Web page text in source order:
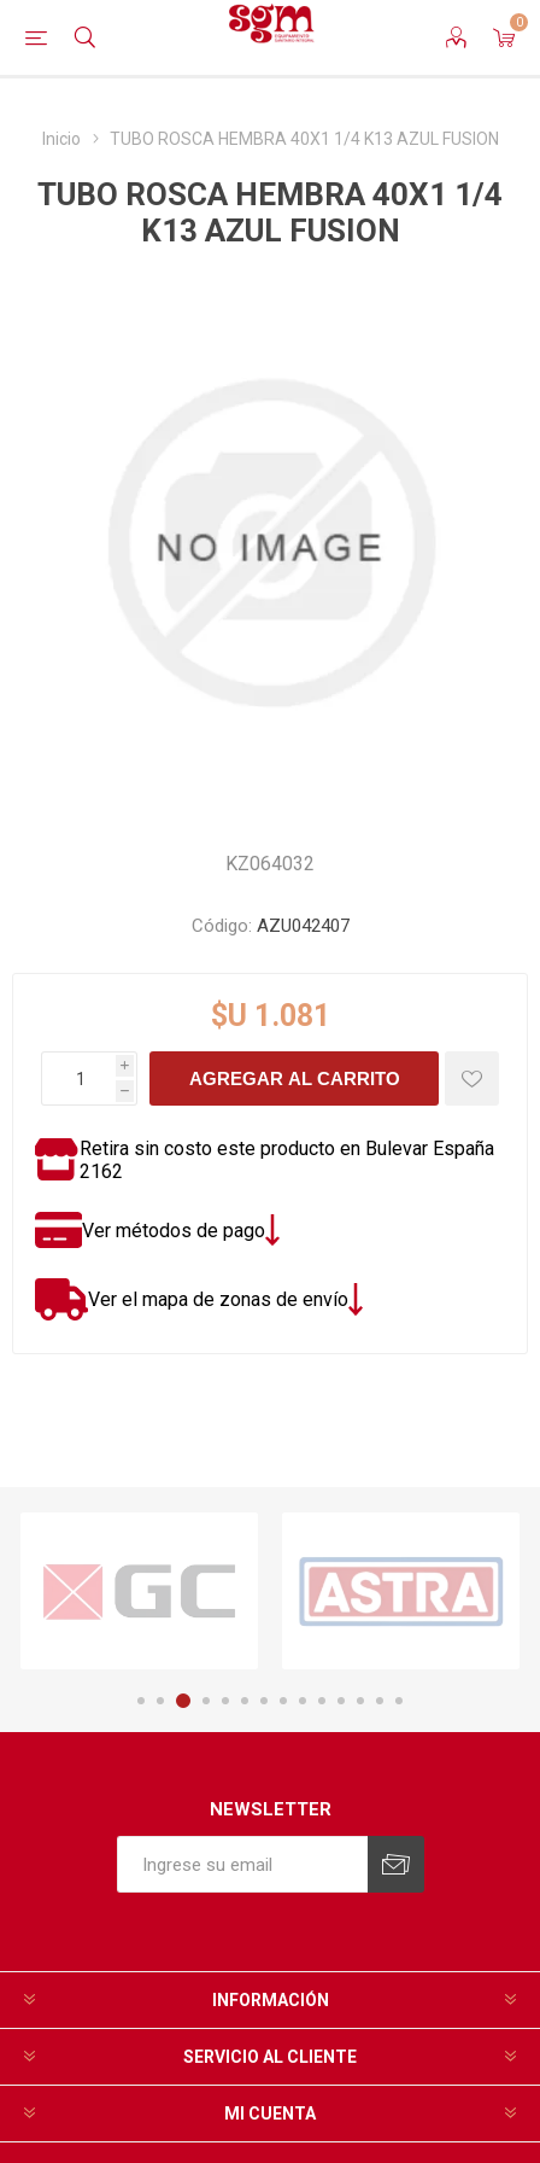
0
Inicio TUBO ROSCA HEMBRA 40X1 1/4 K13 AZUL FUSION
TUBO ROSCA HEMBRA 40X1 1/4
K13 AZUL FUSION
KZ064032
Código: AZU042407
$U 1.081
i
h
AGREGAR AL CARRITO
Retira sin costo este producto en Bulevar España
2162
Ver métodos de pago
Ver el mapa de zonas de envío
NEWSLETTER
INFORMACIÓN
SERVICIO AL CLIENTE
MI CUENTA